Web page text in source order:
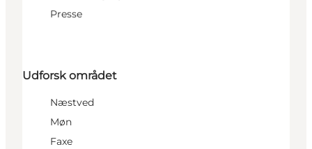
Presse
Udforsk området
Næstved
Møn
Faxe